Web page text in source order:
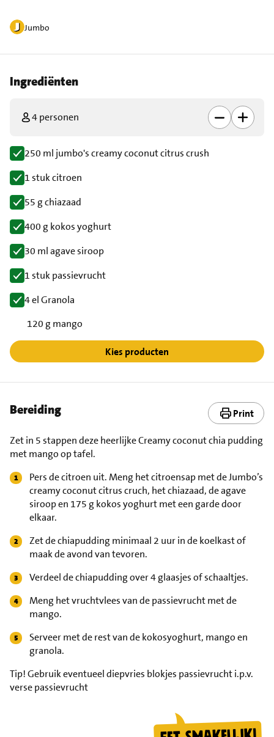
Jumbo
Ingrediënten
4 personen
250 ml jumbo's creamy coconut citrus crush
1 stuk citroen
55 g chiazaad
400 g kokos yoghurt
30 ml agave siroop
1 stuk passievrucht
4 el Granola
120 g mango
Kies producten
Bereiding Print
Zet in 5 stappen deze heerlijke Creamy coconut chia pudding
met mango op tafel.
Pers de citroen uit. Meng het citroensap met de Jumbo’s
creamy coconut citrus cruch, het chiazaad, de agave
siroop en 175 g kokos yoghurt met een garde door
elkaar.
Zet de chiapudding minimaal 2 uur in de koelkast of
maak de avond van tevoren.
Verdeel de chiapudding over 4 glaasjes of schaaltjes.
Meng het vruchtvlees van de passievrucht met de
mango.
Serveer met de rest van de kokosyoghurt, mango en
granola.
Tip!Gebruik eventueel diepvries blokjes passievrucht i.p.v.
verse passievrucht